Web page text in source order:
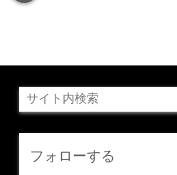
フォローする